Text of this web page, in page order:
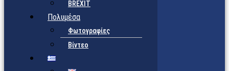
BREXIT
Πολυμέσα
Φωτογραφίες
Βίντεο